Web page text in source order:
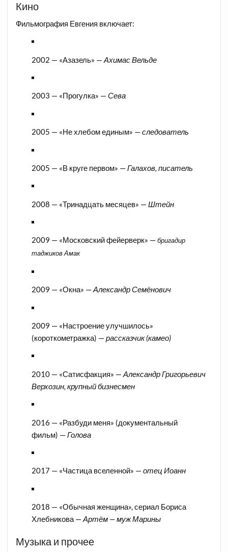
Кино
Фильмография Евгения включает:
2002 — «Азазель» —Ахимас Вельде
2003 — «Прогулка» —Сева
2005 — «Не хлебом единым» —следователь
2005 — «В круге первом» —Галахов, писатель
2008 — «Тринадцать месяцев» —Штейн
2009 — «Московский фейерверк» —бригадир
таджиков Амак
2009 — «Окна» —Александр Семёнович
2009 — «Настроение улучшилось»
(короткометражка) —рассказчик (камео)
2010 — «Сатисфакция» —Александр Григорьевич
Верхозин, крупный бизнесмен
2016 — «Разбуди меня» (документальный
фильм) — Голова
2017 — «Частица вселенной» —отец Иоанн
2018 — «Обычная женщина», сериал Бориса
Хлебникова —Артём — муж Марины
Музыка и прочее